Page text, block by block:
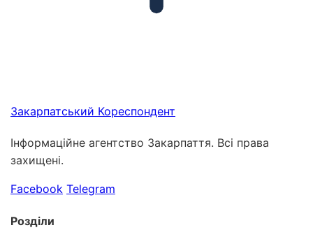
Закарпатський Кореспондент
Інформаційне агентство Закарпаття. Всі права
захищені.
Facebook Telegram
Розділи